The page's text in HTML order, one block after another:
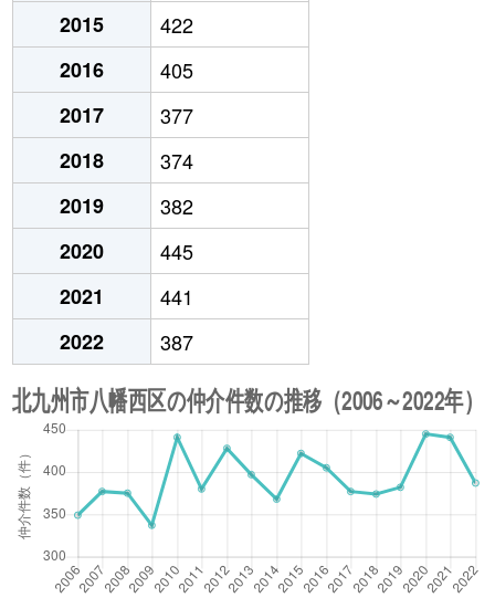
2015
422
2016
405
2017
377
2018
374
2019
382
2020
445
2021
441
2022
387